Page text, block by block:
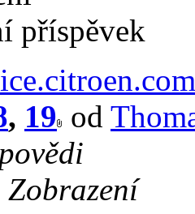
příspěvek
, 19 od
Zobrazení